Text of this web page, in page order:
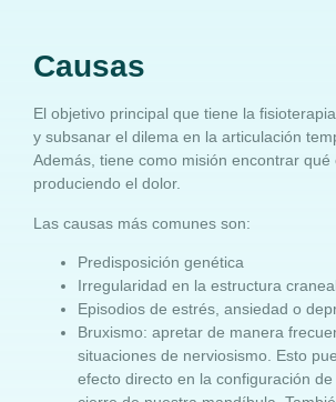
Causas
El objetivo principal que tiene la
y subsanar el dilema en la articulación
Además, tiene como misión encontrar qué
produciendo el dolor.
Las causas más comunes son:
Predisposición genética
Irregularidad en la estructura craneal
Episodios de estrés, ansiedad o
Bruxismo: apretar de manera
situaciones de nerviosismo. Esto
efecto directo en la configuración